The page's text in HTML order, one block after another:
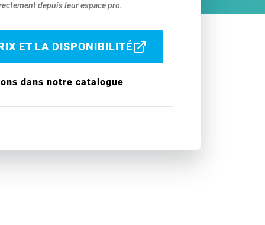
depuis leur espace pro.
ET LA DISPONIBILITÉ
dans notre catalogue